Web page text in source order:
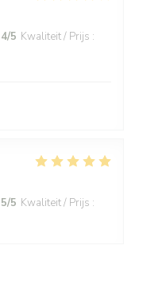
4/5 Kwaliteit / Prijs :
5/5 Kwaliteit / Prijs :